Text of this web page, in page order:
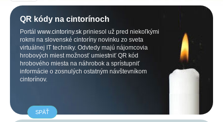
QR kódy na cintorínoch
Portál www.cintoriny.sk priniesol už pred niekoľkými
rokmi na slovenské cintoríny novinku zo sveta
virtuálnej IT techniky. Odvtedy majú nájomcovia
hrobových miest možnosť umiestniť QR kód
hrobového miesta na náhrobok a sprístupniť
informácie o zosnulých ostatným návštevníkom
cintorínov.
SPÄŤ